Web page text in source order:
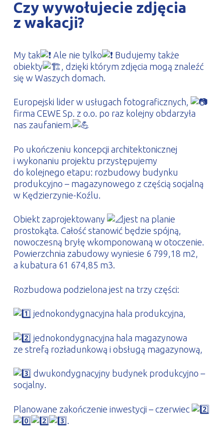
PROFILAR – profile zimnogięte
DE
Czy wywołujecie zdjęcia
z wakacji?
My tak Ale nie tylko
Budujemy także
obiekty
, dzięki którym zdjęcia mogą znaleźć
się w Waszych domach.
Europejski lider w usługach fotograficznych,
firma CEWE Sp. z o.o. po raz kolejny obdarzyła
nas zaufaniem.
Po ukończeniu koncepcji architektonicznej
i wykonaniu projektu przystępujemy
do kolejnego etapu: rozbudowy budynku
produkcyjno – magazynowego z częścią socjalną
w Kędzierzynie-Koźlu.
Obiekt zaprojektowany
jest na planie
prostokąta. Całość stanowić będzie spójną,
nowoczesną bryłę wkomponowaną w otoczenie.
Powierzchnia zabudowy wyniesie 6 799,18 m2,
a kubatura 61 674,85 m3.
Rozbudowa podzielona jest na trzy części:
jednokondygnacyjna hala produkcyjna,
jednokondygnacyjna hala magazynowa
ze strefą rozładunkową i obsługą magazynową,
dwukondygnacyjny budynek produkcyjno –
socjalny.
Planowane zakończenie inwestycji – czerwiec